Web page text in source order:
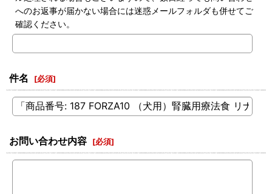
へのお返事が届かない場合には迷惑メールフォルダも併せてご
確認ください。
件名 [必須]
お問い合わせ内容 [必須]